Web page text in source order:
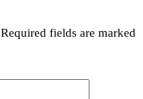
Required fields are marked